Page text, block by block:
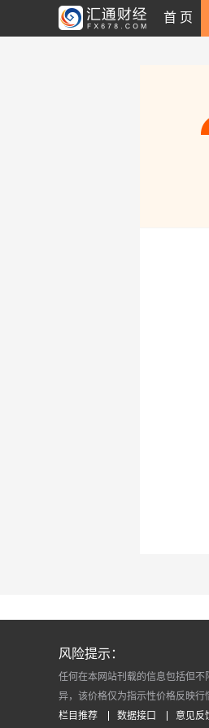
首 页
风险提示：
任何在本网站刊载的信息包括但
异，该价格仅为指示性价格反映行
栏目推荐
数据接口 意见反